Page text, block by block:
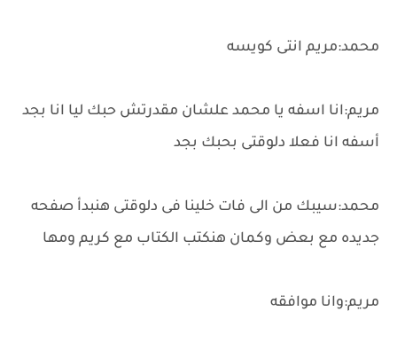
محمد:مريم انتى كويسه
مريم:انا اسفه يا محمد علشان مقدرتش حبك ليا انا بجد
أسفه انا فعلا دلوقتى بحبك بجد
محمد:سيبك من الى فات خلينا فى دلوقتى هنبدأ صفحه
جديده مع بعض وكمان هنكتب الكتاب مع كريم ومها
مريم:وانا موافقه